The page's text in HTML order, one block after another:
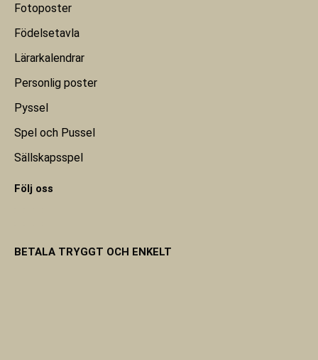
Fotoposter
Födelsetavla
Lärarkalendrar
Personlig poster
Pyssel
Spel och Pussel
Sällskapsspel
Följ oss
BETALA TRYGGT OCH ENKELT